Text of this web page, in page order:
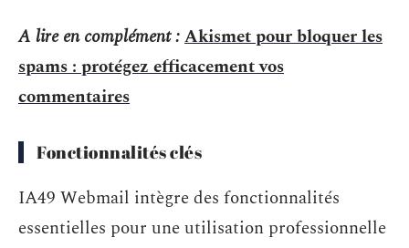
A lire en complément :Akismet pour bloquer les
spams : protégez efficacement vos
commentaires
Fonctionnalités clés
IA49 Webmail intègre des fonctionnalités
essentielles pour une utilisation professionnelle